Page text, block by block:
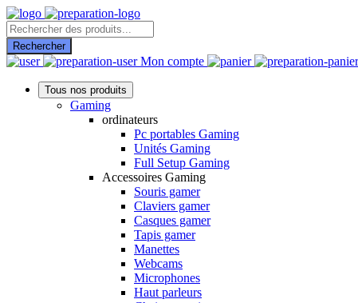
Recherche
de
produits
Rechercher
Mon compte
Tous nos produits
Gaming
ordinateurs
Pc portables Gaming
Unités Gaming
Full Setup Gaming
Accessoires Gaming
Souris gamer
Claviers gamer
Casques gamer
Tapis gamer
Manettes
Webcams
Microphones
Haut parleurs